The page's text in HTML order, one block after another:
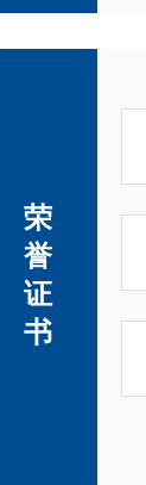
荣
誉
证
书